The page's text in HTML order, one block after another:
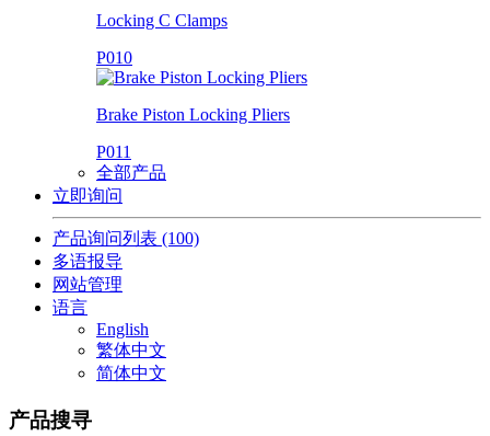
Locking C Clamps
P010
Brake Piston Locking Pliers
P011
全部产品
立即询问
产品询问列表 (100)
多语报导
网站管理
语言
English
繁体中文
简体中文
产品搜寻